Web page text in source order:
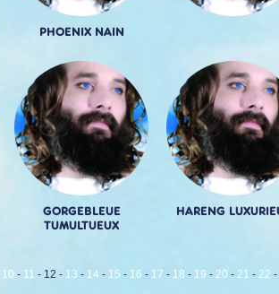
PHOENIX NAIN
GORGEBLEUE
TUMULTUEUX
HARENG
10 - 11 - 12 - 13 - 14 - 15 - 16 - 17 - 18 - 19 - 20 - 21 - 22 -